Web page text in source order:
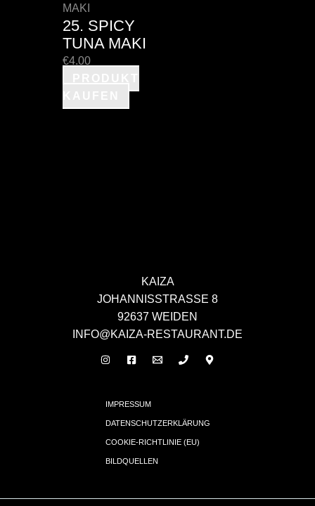
MAKI
25. SPICY
TUNA MAKI
€4.00
KAIZA
JOHANNISSTRASSE 8
92637 WEIDEN
INFO@KAIZA-RESTAURANT.DE
IMPRESSUM
DATENSCHUTZERKLÄRUNG
COOKIE-RICHTLINIE (EU)
BILDQUELLEN